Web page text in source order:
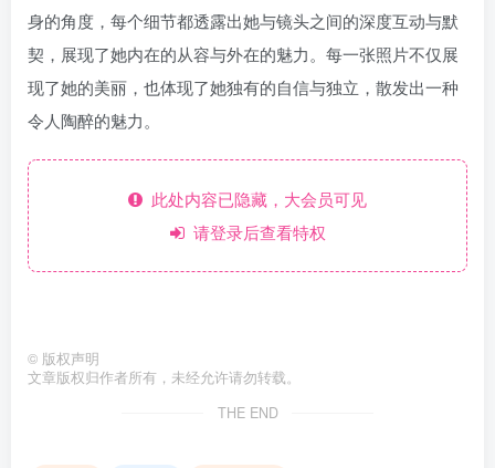
身的角度，每个细节都透露出她与镜头之间的深度互动与默
契，展现了她内在的从容与外在的魅力。每一张照片不仅展
现了她的美丽，也体现了她独有的自信与独立，散发出一种
令人陶醉的魅力。
此处内容已隐藏，大会员可见
请登录后查看特权
© 版权声明
文章版权归作者所有，未经允许请勿转载。
THE END